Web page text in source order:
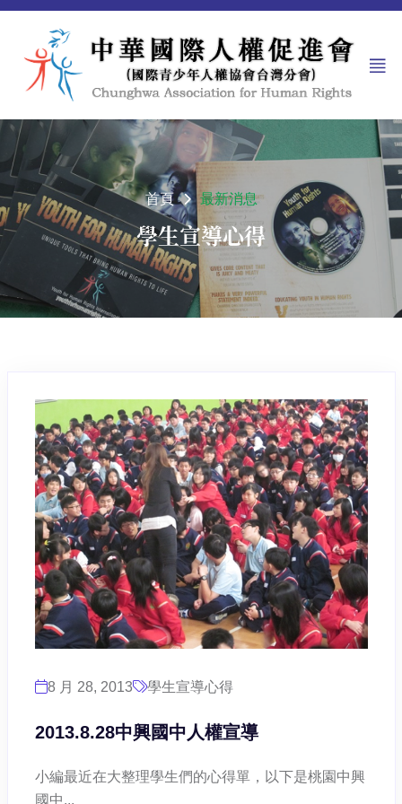
首頁 最新消息
學生宣導心得
8 月 28, 2013 學生宣導心得
2013.8.28中興國中人權宣導
小編最近在大整理學生們的心得單，以下是桃園中興
國中...